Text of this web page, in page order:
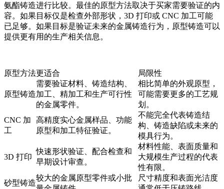
氨酯铸造进行比较。最佳的原型方法取决于买家需要验证的内
容。如果目标仅是检查外部形状，3D 打印或 CNC 加工可能
已足够。如果目标是验证未来的金属铸造行为，原型铸造可以
提供更有用的生产相关信息。
原型方法更适合 局限性
原型铸造
需要验证材料、铸造结构、
加工、精加工和生产可行性
的金属零件。
相比简单的外观原型，
可能需要更多的工艺规
划。
CNC 加
工
高精度实心金属样品、功能
原型和加工特征验证。
不能完全代表铸造结
构、铸造缺陷或未来的
模具行为。
3D 打印
快速形状验证、配合检查和
早期设计审查。
材料性能、表面质量和
大规模生产过程的代表
性有限。
砂型铸造
较大的金属原型零件或小批
尺寸精度和表面光洁度